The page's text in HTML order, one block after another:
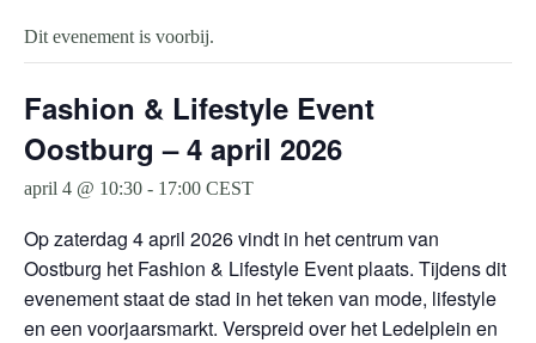
Dit evenement is voorbij.
Fashion & Lifestyle Event
Oostburg – 4 april 2026
april 4 @ 10:30 - 17:00 CEST
Op zaterdag 4 april 2026 vindt in het centrum van
Oostburg het Fashion & Lifestyle Event plaats. Tijdens dit
evenement staat de stad in het teken van mode, lifestyle
en een voorjaarsmarkt. Verspreid over het Ledelplein en